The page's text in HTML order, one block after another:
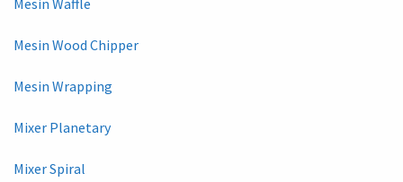
Mesin Waffle
Mesin Wood Chipper
Mesin Wrapping
Mixer Planetary
Mixer Spiral